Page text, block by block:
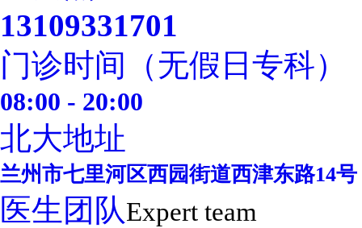
13109331701
门诊时间（无假日专科）
08:00 - 20:00
北大地址
兰州市七里河区西园街道西津东路14号
医生团队Expert team